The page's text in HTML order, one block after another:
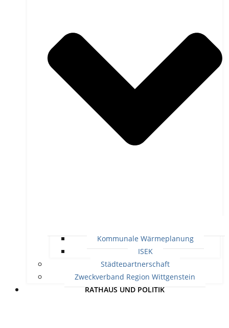
Kommunale Wärmeplanung
ISEK
Städtepartnerschaft
Zweckverband Region Wittgenstein
RATHAUS UND POLITIK